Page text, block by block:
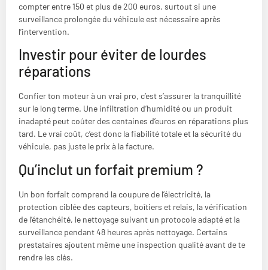
compter entre 150 et plus de 200 euros, surtout si une
surveillance prolongée du véhicule est nécessaire après
l’intervention.
Investir pour éviter de lourdes
réparations
Confier ton moteur à un vrai pro, c’est s’assurer la tranquillité
sur le long terme. Une infiltration d’humidité ou un produit
inadapté peut coûter des centaines d’euros en réparations plus
tard. Le vrai coût, c’est donc la fiabilité totale et la sécurité du
véhicule, pas juste le prix à la facture.
Qu’inclut un forfait premium ?
Un bon forfait comprend la coupure de l’électricité, la
protection ciblée des capteurs, boîtiers et relais, la vérification
de l’étanchéité, le nettoyage suivant un protocole adapté et la
surveillance pendant 48 heures après nettoyage. Certains
prestataires ajoutent même une inspection qualité avant de te
rendre les clés.